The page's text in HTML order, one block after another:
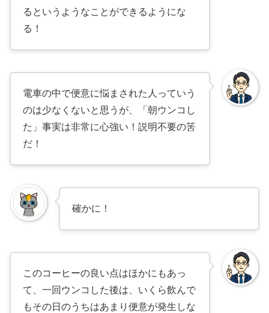
るというようなことができるようにな
る！
電車の中で便意に悩まされた人っていう
のは少なくないと思うが、「朝ウンコし
た」事実は非常に心強い！説明不要の筈
だ！
確かに！
このコーヒーの良い点はほかにもあっ
て、一回ウンコした後は、いくら飲んで
もその日のうちはあまり便意が発生しな